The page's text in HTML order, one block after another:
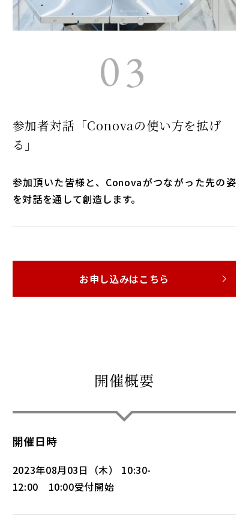
03
参加者対話「Conovaの使い方を拡げ
る」
参加頂いた皆様と、Conovaがつながった先の姿
を対話を通して創造します。
お申し込みはこちら
開催概要
開催日時
2023年08月03日（木） 10:30-
12:00 10:00受付開始